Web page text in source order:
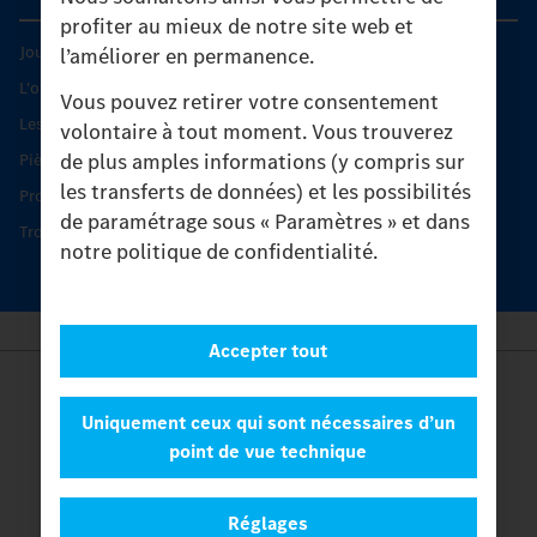
profiter au mieux de notre site web et
l’améliorer en permanence.
Vous pouvez retirer votre consentement
volontaire à tout moment. Vous trouverez
de plus amples informations (y compris sur
les transferts de données) et les possibilités
de paramétrage sous « Paramètres » et dans
notre politique de confidentialité.
Réglages
Uniquement ceux qui sont nécessaires d’un
point de vue technique
Accepter tout
Journées diagnostic Technique S.A.V Unimog
L'offre de services Unimog
Les produits phares
Pièces d’origine
Protection et maintien de la valeur
Trouver un partenaire
Provider
Legal Notice
Contact
Cookies
Protection des données
Paramètres